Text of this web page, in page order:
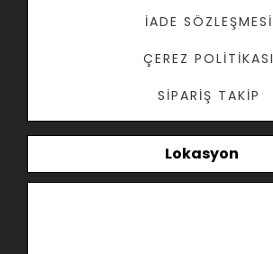
İADE SÖZLEŞMESI
ÇEREZ POLITIKASI
SIPARIŞ TAKIP
Lokasyon